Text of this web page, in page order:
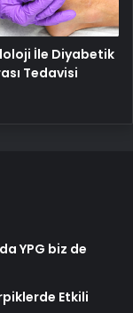
İle Diyabetik
Tedavisi
YPG biz de
Etkili